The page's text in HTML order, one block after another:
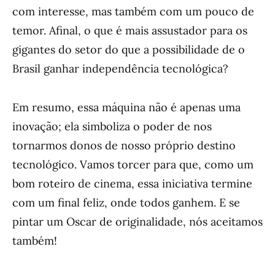
com interesse, mas também com um pouco de
temor. Afinal, o que é mais assustador para os
gigantes do setor do que a possibilidade de o
Brasil ganhar independência tecnológica?
Em resumo, essa máquina não é apenas uma
inovação; ela simboliza o poder de nos
tornarmos donos de nosso próprio destino
tecnológico. Vamos torcer para que, como um
bom roteiro de cinema, essa iniciativa termine
com um final feliz, onde todos ganhem. E se
pintar um Oscar de originalidade, nós aceitamos
também!